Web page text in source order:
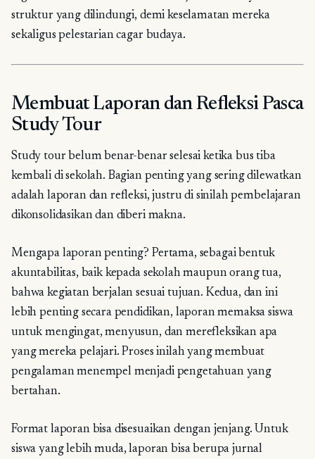
struktur yang dilindungi, demi keselamatan mereka
sekaligus pelestarian cagar budaya.
Membuat Laporan dan Refleksi Pasca
Study Tour
Study tour belum benar-benar selesai ketika bus tiba
kembali di sekolah. Bagian penting yang sering dilewatkan
adalah laporan dan refleksi, justru di sinilah pembelajaran
dikonsolidasikan dan diberi makna.
Mengapa laporan penting? Pertama, sebagai bentuk
akuntabilitas, baik kepada sekolah maupun orang tua,
bahwa kegiatan berjalan sesuai tujuan. Kedua, dan ini
lebih penting secara pendidikan, laporan memaksa siswa
untuk mengingat, menyusun, dan merefleksikan apa
yang mereka pelajari. Proses inilah yang membuat
pengalaman menempel menjadi pengetahuan yang
bertahan.
Format laporan bisa disesuaikan dengan jenjang. Untuk
siswa yang lebih muda, laporan bisa berupa jurnal